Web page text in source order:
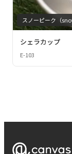
スノーピーク（
シェラカップ
E-103